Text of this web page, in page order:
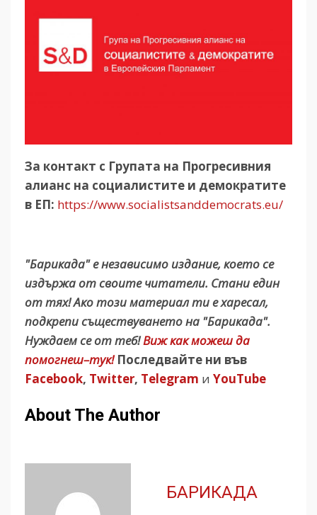
За контакт с Групата на Прогресивния
алианс на социалистите и демократите
в ЕП: https://www.socialistsanddemocrats.eu/
"Барикада" е независимо издание, което се
издържа от своите читатели. Стани един
от тях! Ако този материал ти е харесал,
подкрепи съществуването на "Барикада".
Нуждаем се от теб!Виж как можеш да
помогнеш–тук! Последвайте ни във
Facebook, Twitter, Telegram и YouTube
About The Author
БАРИКАДА